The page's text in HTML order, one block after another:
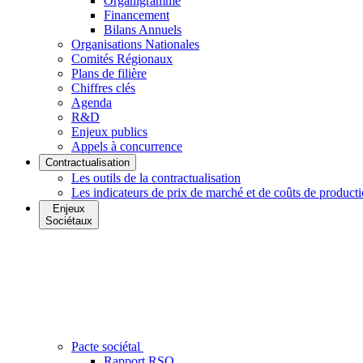
Financement
Bilans Annuels
Organisations Nationales
Comités Régionaux
Plans de filière
Chiffres clés
Agenda
R&D
Enjeux publics
Appels à concurrence
Contractualisation
Les outils de la contractualisation
Les indicateurs de prix de marché et de coûts de
Enjeux
Sociétaux
Pacte sociétal